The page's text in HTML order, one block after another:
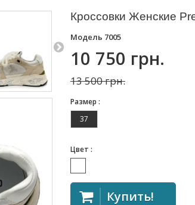
Кроссовки Женские
Модель 7005
10 750 грн.
13 500 грн.
Размер :
37
Цвет :
Купить!